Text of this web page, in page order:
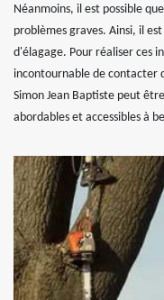
Néanmoins, il est possible
problèmes graves. Ainsi, il
d'élagage. Pour réaliser ces
incontournable de contacter
Simon Jean Baptiste peut
abordables et accessibles à